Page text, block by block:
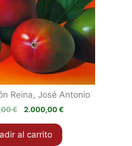
Reina, José Antonio
€
El
original
era:
2.000,00€El
al carrito